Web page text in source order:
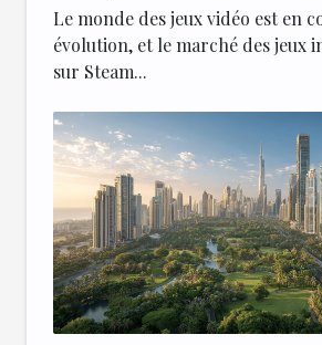
Le monde des jeux vidéo est en
évolution, et le marché des jeux
sur Steam...